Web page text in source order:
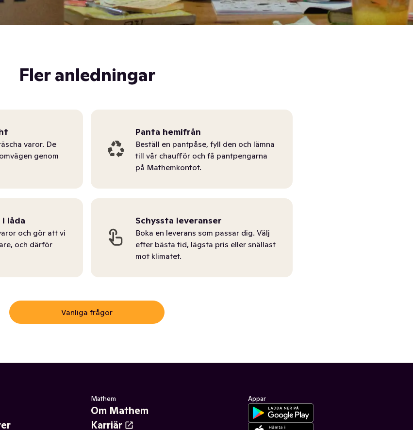
Fler anledningar
varor. De
genom
Panta hemifrån
Beställ en pantpåse, fyll den och lämna
till vår chaufför och få pantpengarna
på Mathemkontot.
låda
och gör att vi
och därför
Schyssta leveranser
Boka en leverans som passar dig. Välj
efter bästa tid, lägsta pris eller snällast
mot klimatet.
Vanliga frågor
Mathem
Om Mathem
Karriär
Appar